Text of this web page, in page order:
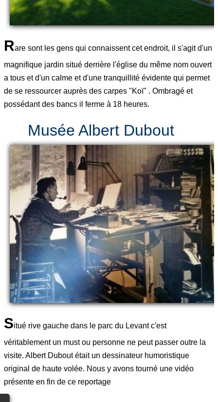
Rare sont les gens qui connaissent cet endroit, il s'agit d'un
magnifique jardin situé derrière l'église du même nom ouvert
a tous et d'un calme et d'une tranquillité évidente qui permet
de se ressourcer auprès des carpes "Koï" . Ombragé et
possédant des bancs il ferme à 18 heures.
Musée Albert Dubout
Situé rive gauche dans le parc du Levant c'est
véritablement un must ou personne ne peut passer outre la
visite. Albert Dubout était un dessinateur humoristique
original de haute volée. Nous y avons tourné une vidéo
présente en fin de ce reportage